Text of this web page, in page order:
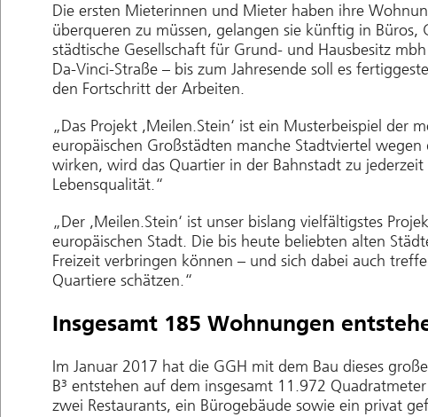
Die ersten Mieterinnen und Mieter haben ihre
überqueren zu müssen, gelangen sie künftig in
städtische Gesellschaft für Grund- und Hausbesitz
Da-Vinci-Straße – bis zum Jahresende soll es
den Fortschritt der Arbeiten.
„Das Projekt ,Meilen.Stein‘ ist ein Musterbeispiel der
europäischen Großstädten manche Stadtviertel
wirken, wird das Quartier in der Bahnstadt zu
Lebensqualität.“
„Der ,Meilen.Stein‘ ist unser bislang vielfältigstes
europäischen Stadt. Die bis heute beliebten alten
Freizeit verbringen können – und sich dabei auch
Quartiere schätzen.“
Insgesamt 185 Wohnungen
Im Januar 2017 hat die GGH mit dem Bau dieses
B³ entstehen auf dem insgesamt 11.972
zwei Restaurants, ein Bürogebäude sowie ein privat